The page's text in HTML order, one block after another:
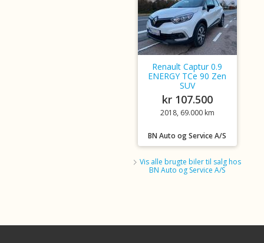
Renault Captur 0.9
ENERGY TCe 90 Zen
SUV
kr 107.500
2018, 69.000 km
BN Auto og Service A/S
Vis alle brugte biler til salg hos
BN Auto og Service A/S